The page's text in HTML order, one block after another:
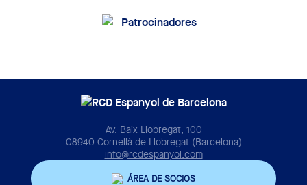
Av. Baix Llobregat, 100
08940 Cornellà de Llobregat (Barcelona)
info@rcdespanyol.com
ÁREA DE SOCIOS